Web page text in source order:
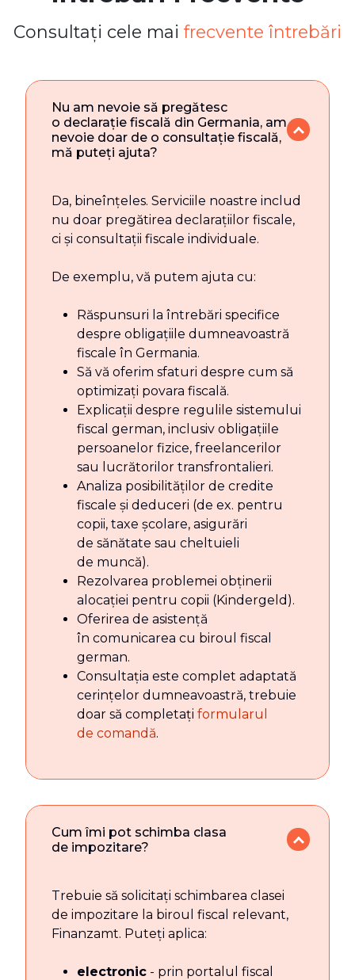
Consultați cele mai frecvente întrebări
Nu am nevoie să pregătesc
o declarație fiscală din Germania, am
nevoie doar de o consultație fiscală,
mă puteți ajuta?
Da, bineînțeles. Serviciile noastre includ
nu doar pregătirea declarațiilor fiscale,
ci și consultații fiscale individuale.
De exemplu, vă putem ajuta cu:
Răspunsuri la întrebări specifice
despre obligațiile dumneavoastră
fiscale în Germania.
Să vă oferim sfaturi despre cum să
optimizați povara fiscală.
Explicații despre regulile sistemului
fiscal german, inclusiv obligațiile
persoanelor fizice, freelancerilor
sau lucrătorilor transfrontalieri.
Analiza posibilităților de credite
fiscale și deduceri (de ex. pentru
copii, taxe școlare, asigurări
de sănătate sau cheltuieli
de muncă).
Rezolvarea problemei obținerii
alocației pentru copii (Kindergeld).
Oferirea de asistență
în comunicarea cu biroul fiscal
german.
Consultația este complet adaptată
cerințelor dumneavoastră, trebuie
doar să completați formularul
de comandă.
Cum îmi pot schimba clasa
de impozitare?
Trebuie să solicitați schimbarea clasei
de impozitare la biroul fiscal relevant,
Finanzamt. Puteți aplica:
electronic - prin portalul fiscal